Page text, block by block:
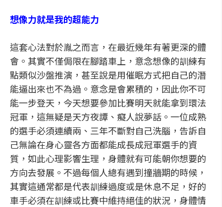
想像力就是我的超能力
這套心法對於胤之而言，在最近幾年有著更深的體
會。其實不僅侷限在腳踏車上，意念想像的訓練有
點類似沙盤推演，甚至說是用催眠方式把自己的潛
能逼出來也不為過。意念是會累積的，因此你不可
能一步登天，今天想要參加比賽明天就能拿到環法
冠軍，這無疑是天方夜譚、癡人說夢話。一位成熟
的選手必須連續兩、三年不斷對自己洗腦，告訴自
己無論在身心靈各方面都能成長成冠軍選手的資
質，如此心理影響生理，身體就有可能朝你想要的
方向去發展。不過每個人總有遇到撞牆期的時候，
其實這通常都是代表訓練過度或是休息不足，好的
車手必須在訓練或比賽中維持絕佳的狀況，身體情